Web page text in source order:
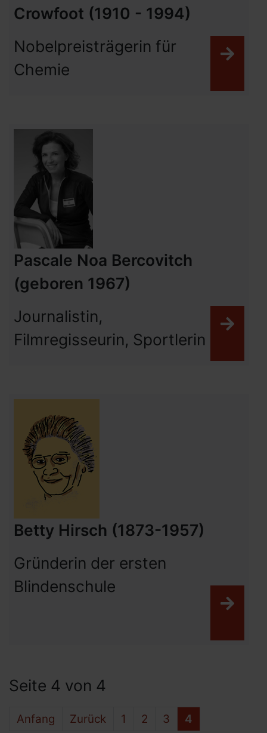
Crowfoot (1910 - 1994)
Nobelpreisträgerin für
Chemie
Pascale Noa Bercovitch
(geboren 1967)
Journalistin,
Filmregisseurin, Sportlerin
Betty Hirsch (1873-1957)
Gründerin der ersten
Blindenschule
Seite 4 von 4
Anfang Zurück 1 2 3 4